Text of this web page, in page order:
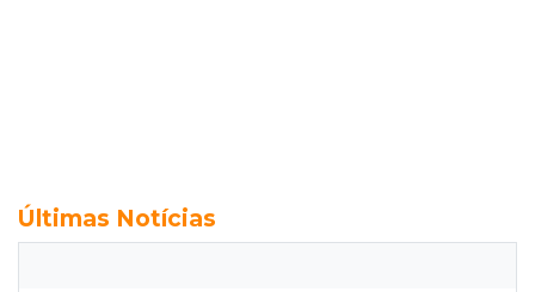
Últimas Notícias